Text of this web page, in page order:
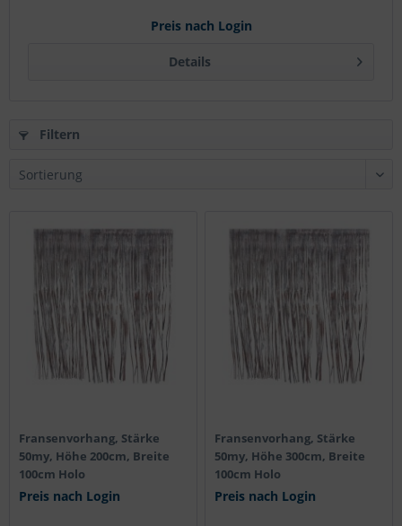
Preis nach Login
Details
Filtern
Fransenvorhang, Stärke
50my, Höhe 200cm, Breite
100cm Holo
Preis nach Login
Fransenvorhang, Stärke
50my, Höhe 300cm, Breite
100cm Holo
Preis nach Login